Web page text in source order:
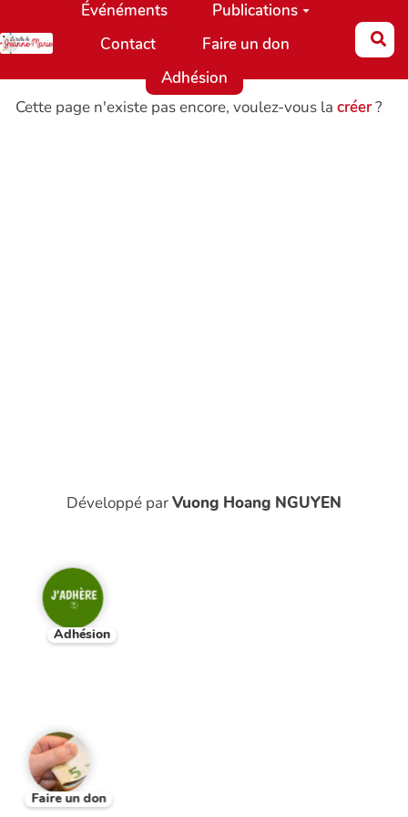
Aller au contenu principal
Événéments
Publications
Contact
Faire un don
Adhésion
Cette page n'existe pas encore, voulez-vous la créer?
Développé parVuong Hoang NGUYEN
Adhésion
Faire un don